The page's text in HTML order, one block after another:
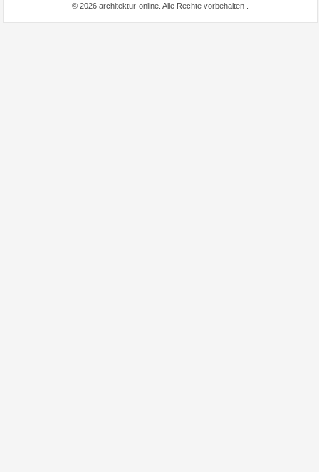
© 2026 architektur-online. Alle Rechte vorbehalten .